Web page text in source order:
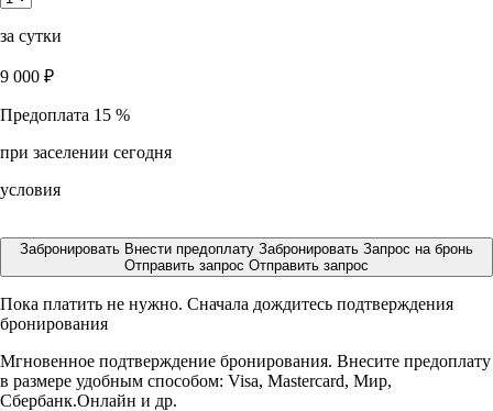
за сутки
9 000 ₽
Предоплата 15 %
при заселении сегодня
условия
Забронировать Внести предоплату Забронировать Запрос на бронь
Отправить запрос Отправить запрос
Пока платить не нужно. Сначала дождитесь подтверждения
бронирования
Мгновенное подтверждение бронирования. Внесите предоплату
в размере удобным способом: Visa, Mastercard, Мир,
Сбербанк.Онлайн и др.